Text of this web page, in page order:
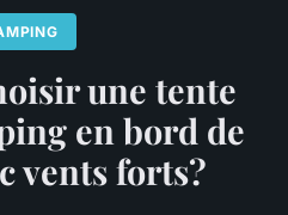
une tente
en bord de
vents forts?